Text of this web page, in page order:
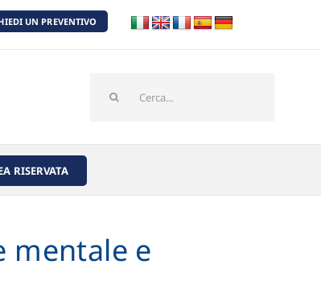
UN PREVENTIVO
per:
RISERVATA
mentale e